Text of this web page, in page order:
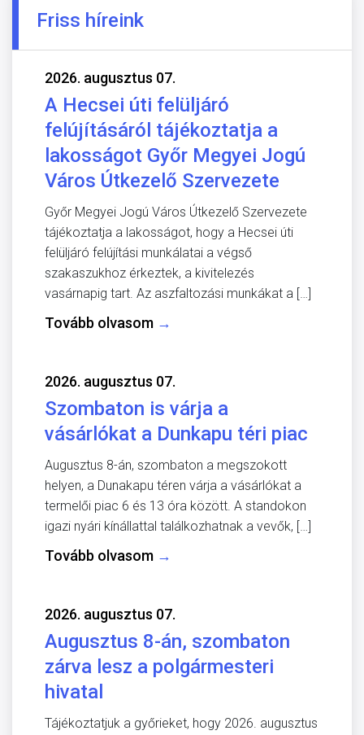
Friss híreink
2026. augusztus 07.
A Hecsei úti felüljáró
felújításáról tájékoztatja a
lakosságot Győr Megyei Jogú
Város Útkezelő Szervezete
Győr Megyei Jogú Város Útkezelő Szervezete
tájékoztatja a lakosságot, hogy a Hecsei úti
felüljáró felújítási munkálatai a végső
szakaszukhoz érkeztek, a kivitelezés
vasárnapig tart. Az aszfaltozási munkákat a […]
Tovább olvasom →
2026. augusztus 07.
Szombaton is várja a
vásárlókat a Dunkapu téri piac
Augusztus 8-án, szombaton a megszokott
helyen, a Dunakapu téren várja a vásárlókat a
termelői piac 6 és 13 óra között. A standokon
igazi nyári kínállattal találkozhatnak a vevők, […]
Tovább olvasom →
2026. augusztus 07.
Augusztus 8-án, szombaton
zárva lesz a polgármesteri
hivatal
Tájékoztatjuk a győrieket, hogy 2026. augusztus